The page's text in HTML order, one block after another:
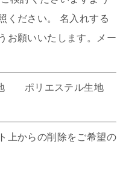
ください。 名入れする
お願いいたします。メー
ポリエステル生地
上からの削除をご希望の